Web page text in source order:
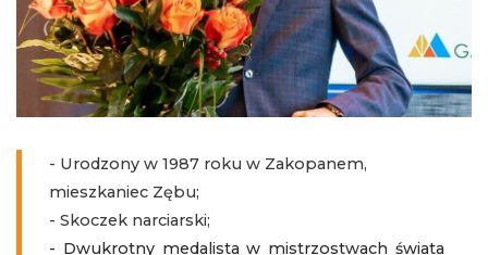
- Urodzony w 1987 roku w Zakopanem,
mieszkaniec Zębu;
- Skoczek narciarski;
- Dwukrotny medalista w mistrzostwach świata